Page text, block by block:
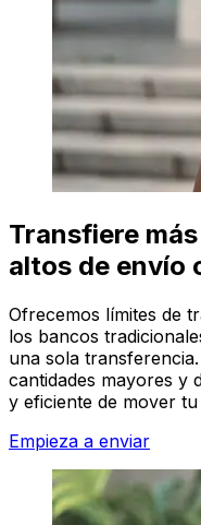
Transfiere
altos de envío
Ofrecemos límites de
los bancos
una sola
cantidades mayores y
y eficiente de mover
Empieza a enviar